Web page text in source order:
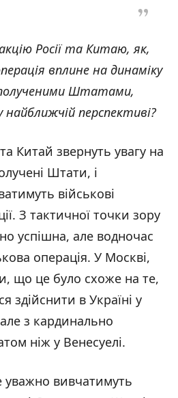
Росії та Китаю, як,
вплине на динаміку
Штатами,
перспективі?
Китай звернуть увагу на
Штати, і
військові
З тактичної точки зору
успішна, але водночас
операція. У Москві,
що це було схоже на те,
здійснити в Україні у
з кардинально
ніж у Венесуелі.
уважно вивчатимуть